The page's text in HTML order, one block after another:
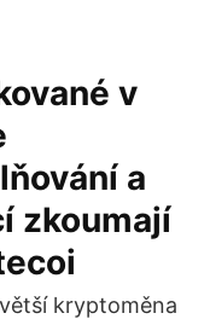
v
a
zkoumají
kryptoměna